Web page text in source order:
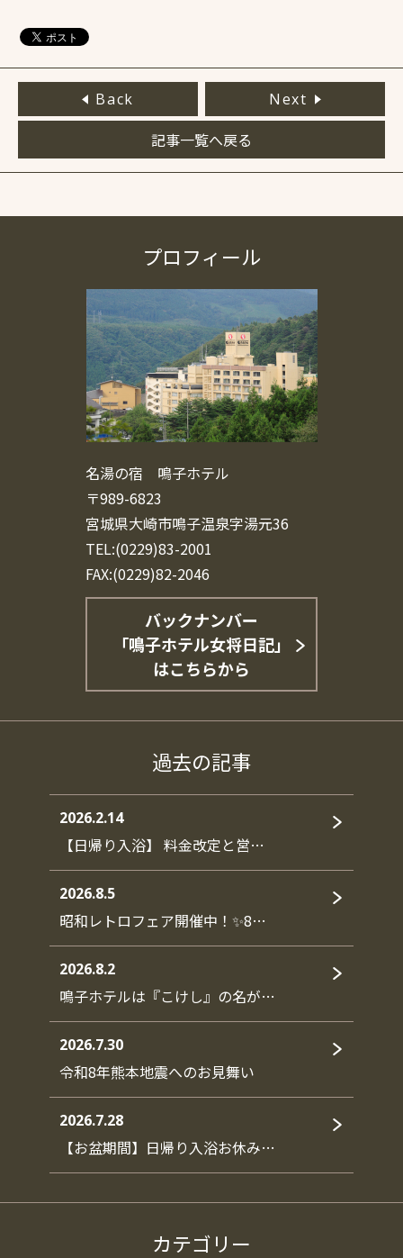
Back Next
記事一覧へ戻る
プロフィール
名湯の宿 鳴子ホテル
〒989-6823
宮城県大崎市鳴子温泉字湯元36
TEL:(0229)83-2001
FAX:(0229)82-2046
バックナンバー
「鳴子ホテル女将日記」
はこちらから
過去の記事
2026.2.14
【日帰り入浴】 料金改定と営…
2026.8.5
昭和レトロフェア開催中！✨8…
2026.8.2
鳴子ホテルは『こけし』の名が…
2026.7.30
令和8年熊本地震へのお見舞い
2026.7.28
【お盆期間】日帰り入浴お休み…
カテゴリー